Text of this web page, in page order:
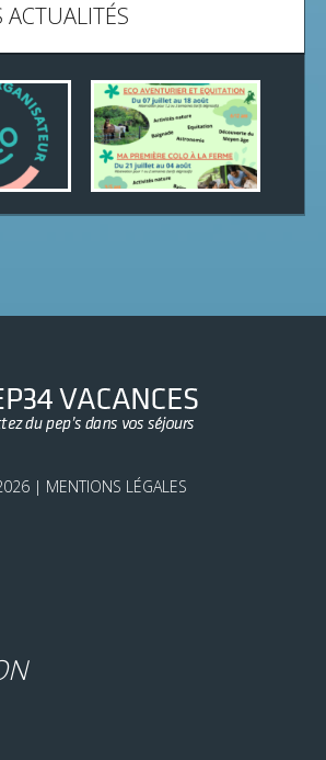
ACTUALITÉS
| MENTIONS LÉGALES